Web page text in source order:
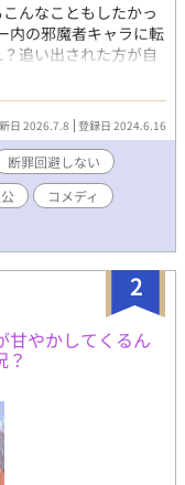
んなこともしたかっ
内の邪魔者キャラに転
追い出された方が自
ラにも嫌われて、頑
に上手くいかないの
希望奮闘記。 いつもの
の息子は悪の公爵を
定です。 お手に取っ
日 2026.7.8 登録日 2024.6.16
断罪回避しない
コメディ
2
甘やかしてくるん
？